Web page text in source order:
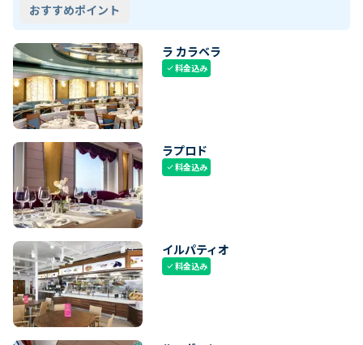
おすすめポイント
ラ カラベラ
check料金込み
ラプロド
check料金込み
イルパティオ
check料金込み